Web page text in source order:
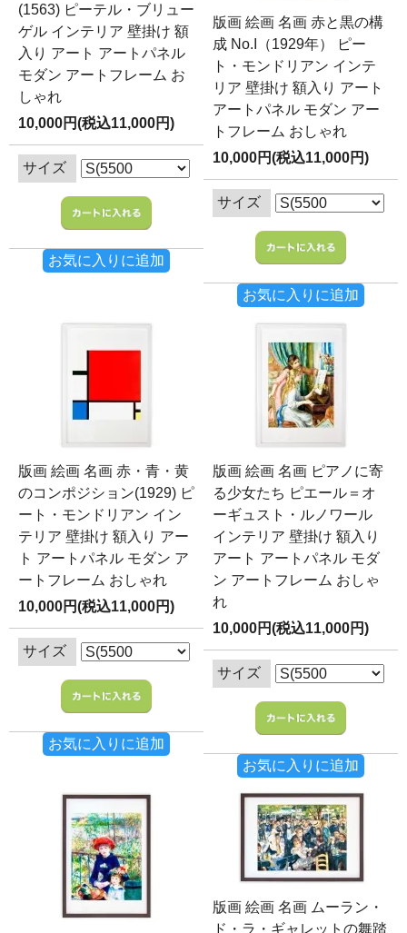
(1563) ピーテル・ブリュー
ゲル インテリア 壁掛け 額
入り アート アートパネル
モダン アートフレーム お
しゃれ
10,000円(税込11,000円)
サイズ
お気に入りに追加
版画 絵画 名画 赤と黒の構
成 No.I（1929年） ピー
ト・モンドリアン インテ
リア 壁掛け 額入り アート
アートパネル モダン アー
トフレーム おしゃれ
10,000円(税込11,000円)
サイズ
お気に入りに追加
版画 絵画 名画 赤・青・黄
のコンポジション(1929) ピ
ート・モンドリアン イン
テリア 壁掛け 額入り アー
ト アートパネル モダン ア
ートフレーム おしゃれ
10,000円(税込11,000円)
サイズ
お気に入りに追加
版画 絵画 名画 ピアノに寄
る少女たち ピエール＝オ
ーギュスト・ルノワール
インテリア 壁掛け 額入り
アート アートパネル モダ
ン アートフレーム おしゃ
れ
10,000円(税込11,000円)
サイズ
お気に入りに追加
版画 絵画 名画 ムーラン・
ド・ラ・ギャレットの舞踏